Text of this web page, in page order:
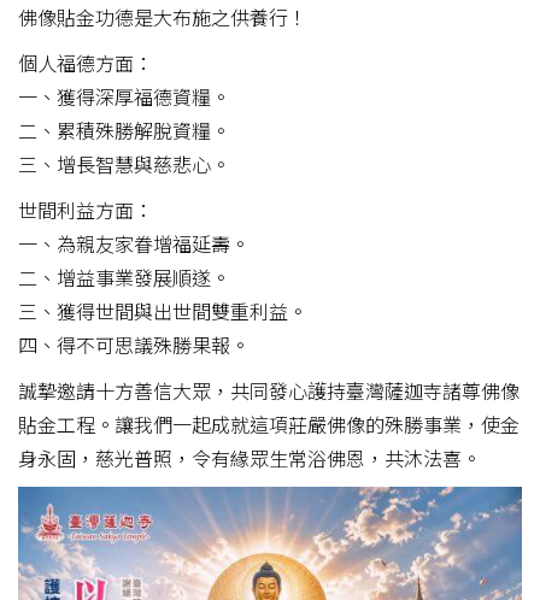
佛像貼金功德是大布施之供養行！
個人福德方面：
一、獲得深厚福德資糧。
二、累積殊勝解脫資糧。
三、增長智慧與慈悲心。
世間利益方面：
一、為親友家眷增福延壽。
二、增益事業發展順遂。
三、獲得世間與出世間雙重利益。
四、得不可思議殊勝果報。
誠摯邀請十方善信大眾，共同發心護持臺灣薩迦寺諸尊佛像
貼金工程。讓我們一起成就這項莊嚴佛像的殊勝事業，使金
身永固，慈光普照，令有緣眾生常浴佛恩，共沐法喜。